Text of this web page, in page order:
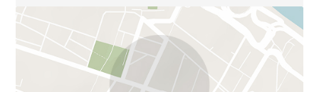
espace, intimité et qualité de vie dans l’un des
secteurs les plus exclusifs de Madrid.